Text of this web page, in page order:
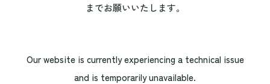
までお願いいたします。
Our website is currently experiencing a technical issue
and is temporarily unavailable.